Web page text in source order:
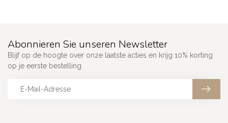
Abonnieren Sie unseren Newsletter
Blijf op de hoogte over onze laatste acties en krijg 10% korting
op je eerste bestelling